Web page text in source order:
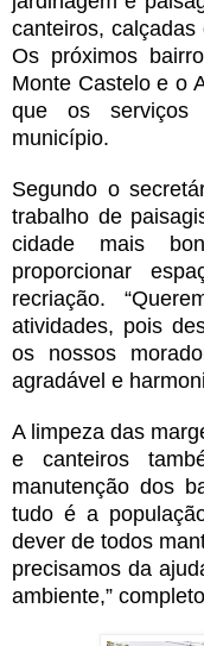
canteiros,
Os próximos
Monte Castelo e o
que os serviços
município.
Segundo o
trabalho de
cidade mais
proporcionar
recriação.
atividades, pois
os nossos
agradável e
A limpeza das
e canteiros
manutenção dos
tudo é a
dever de todos
precisamos da
ambiente,”